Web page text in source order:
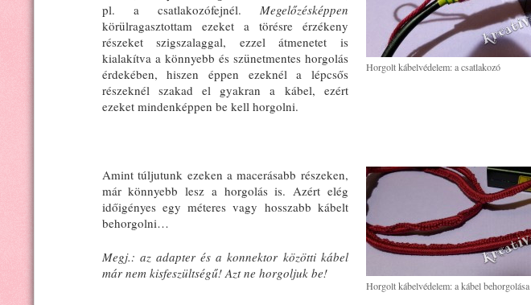
Horgolt kábelvédelem: a csatlakozó
pl. a csatlakozófejnél. Megelőzésképpen
körülragasztottam ezeket a törésre érzékeny
részeket szigszalaggal, ezzel átmenetet is
kialakítva a könnyebb és szünetmentes horgolás
érdekében, hiszen éppen ezeknél a lépcsős
részeknél szakad el gyakran a kábel, ezért
ezeket mindenképpen be kell horgolni.
Horgolt kábelvédelem: a kábel behorgolása
Amint túljutunk ezeken a macerásabb részeken,
már könnyebb lesz a horgolás is. Azért elég
időigényes egy méteres vagy hosszabb kábelt
behorgolni…
Megj.: az adapter és a konnektor közötti kábel
már nem kisfeszültségű! Azt ne horgoljuk be!